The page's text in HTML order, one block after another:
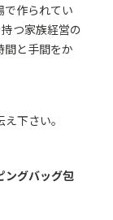
で作られてい
つ家族経営の
間と手間をか
下さい。
ングバッグ包